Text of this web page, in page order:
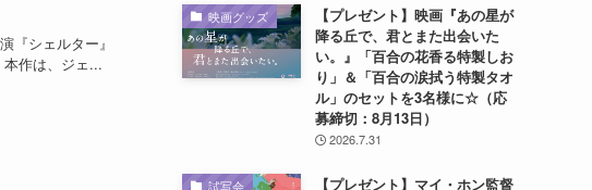
『シェルター』
作は、ジェ...
映画グッズ
【プレゼント】映画『あの星が
降る丘で、君とまた出会いた
い。』「百合の花香る特製しお
り」＆「百合の涙拭う特製タオ
ル」のセットを3名様に☆（応
募締切：8月13日）
2026.7.31
試写会
【プレゼント】マイ・ホン監督